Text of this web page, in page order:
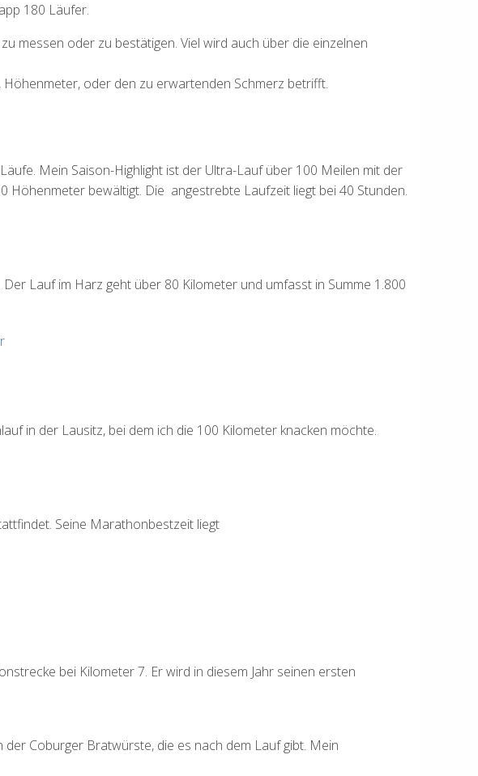
180 Läufer.
messen oder zu bestätigen. Viel wird auch über die einzelnen
oder den zu erwartenden Schmerz betrifft.
Mein Saison-Highlight ist der Ultra-Lauf über 100 Meilen mit der
Höhenmeter bewältigt. Die angestrebte Laufzeit liegt bei 40 Stunden.
Lauf im Harz geht über 80 Kilometer und umfasst in Summe 1.800
in der Lausitz, bei dem ich die 100 Kilometer knacken möchte.
Seine Marathonbestzeit liegt
bei Kilometer 7. Er wird in diesem Jahr seinen ersten
Coburger Bratwürste, die es nach dem Lauf gibt. Mein